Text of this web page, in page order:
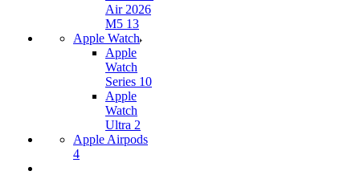
Air 2026
M5 13
Apple Watch
Apple
Watch
Series 10
Apple
Watch
Ultra 2
Apple Airpods
4